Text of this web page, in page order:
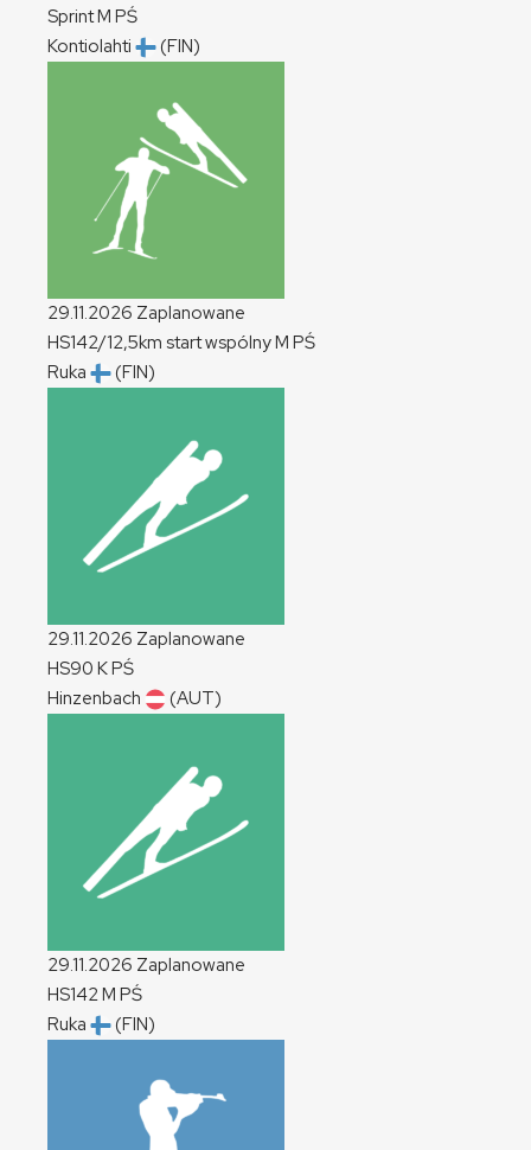
SprintM PŚ
Kontiolahti
(FIN)
29.11.2026 Zaplanowane
HS142/12,5km start wspólnyM PŚ
Ruka
(FIN)
29.11.2026 Zaplanowane
HS90 KPŚ
Hinzenbach
(AUT)
29.11.2026 Zaplanowane
HS142M PŚ
Ruka
(FIN)